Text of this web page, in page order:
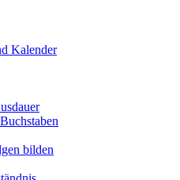
Kalender
bilden